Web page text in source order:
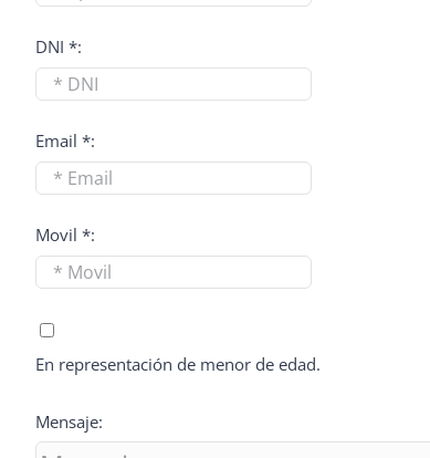
DNI *:
Email *:
Movil *:
En representación de menor de edad.
Mensaje: